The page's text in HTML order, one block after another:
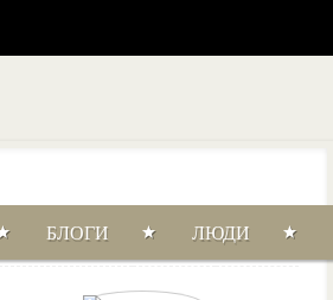
БЛОГИ ЛЮДИ
Рейтинг